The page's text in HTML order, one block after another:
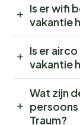
Is er wifi
vakantie
Is er
vakantie
Wat zijn
persoons
Traum?